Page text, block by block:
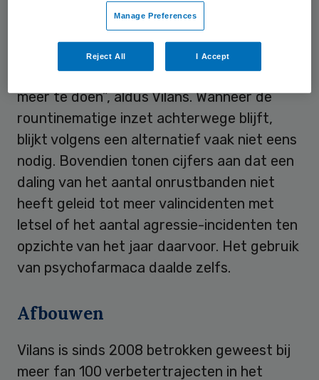
Volgens Vilans worden onrustbanden in de
ouderenzorg veelal routinematig ingezet.
“Niemand weet meer waarom de band is
ingesteld en wat het risico is om dit niet
meer te doen”, aldus Vilans. Wanneer de
rountinematige inzet achterwege blijft,
blijkt volgens een alternatief vaak niet eens
nodig. Bovendien tonen cijfers aan dat een
daling van het aantal onrustbanden niet
heeft geleid tot meer valincidenten met
letsel of het aantal agressie-incidenten ten
opzichte van het jaar daarvoor. Het gebruik
van psychofarmaca daalde zelfs.
Afbouwen
Vilans is sinds 2008 betrokken geweest bij
meer fan 100 verbetertrajecten in het
Manage Preferences
Reject All I Accept